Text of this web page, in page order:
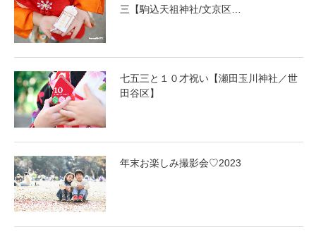
三【駒込天祖神社/文京区…
七五三と１０才祝い【瀬田玉川神社／世
田谷区】
年末お楽しみ撮影会♡2023